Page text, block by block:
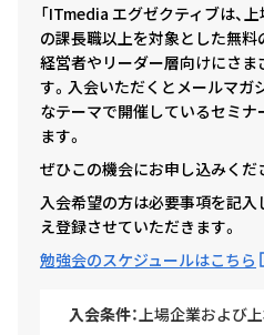
「ITmedia エグゼクティブは、
の課長職以上を対象とした無料
経営者やリーダー層向けにさ
す。入会いただくとメールマガ
なテーマで開催しているセミナ
ます。
ぜひこの機会にお申し込みくだ
入会希望の方は必要事項を記入
え登録させていただきます。
勉強会のスケジュールはこちら
入会条件： 上場企業および